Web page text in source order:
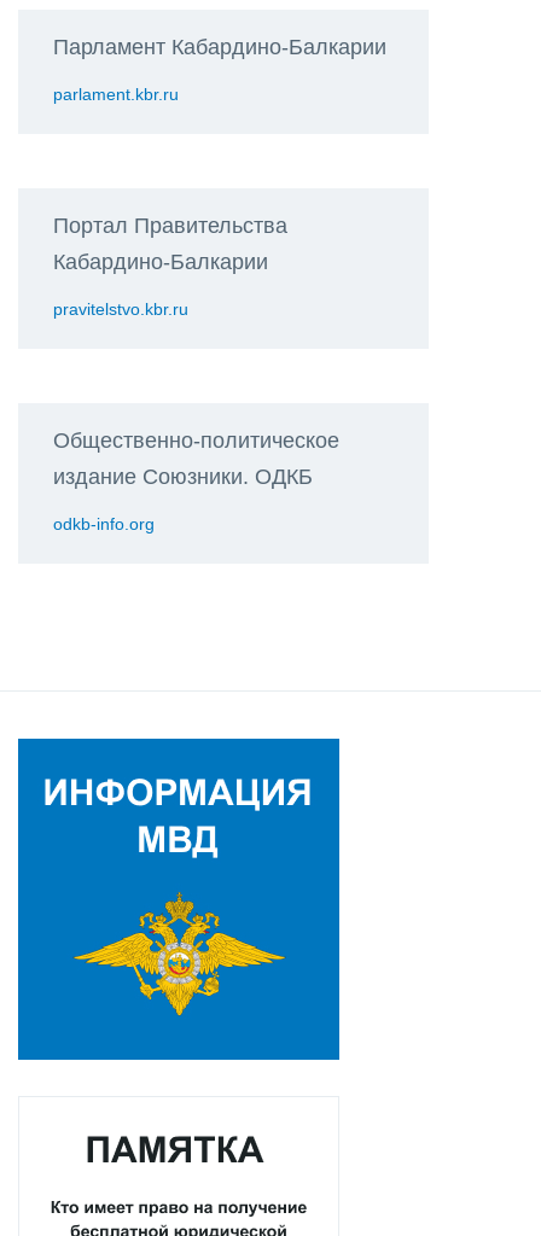
Парламент Кабардино-Балкарии
parlament.kbr.ru
Портал Правительства
Кабардино-Балкарии
pravitelstvo.kbr.ru
Общественно-политическое
издание Союзники. ОДКБ
odkb-info.org